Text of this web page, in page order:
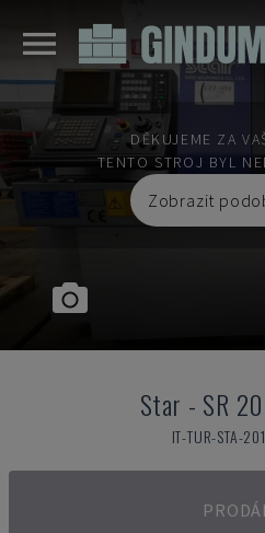
DĚKUJEME ZA
TENTO STROJ BYL
Zobrazit
Star - SR
IT-TUR-STA-